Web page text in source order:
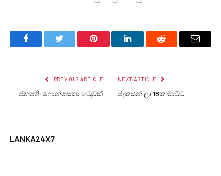
FacebookTwitter Pinterest LinkedInReddit Email
PREVIOUS ARTICLE
ජනපති-ෆොන්සේකා හමුවක්
NEXT ARTICLE
ජැක්සන් ලා 18ක් මාට්ටු
LANKA24X7